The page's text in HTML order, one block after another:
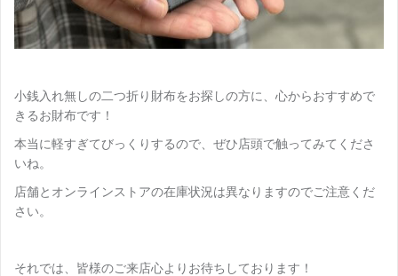
小銭入れ無しの二つ折り財布をお探しの方に、心からおすすめで
きるお財布です！
本当に軽すぎてびっくりするので、ぜひ店頭で触ってみてくださ
いね。
店舗とオンラインストアの在庫状況は異なりますのでご注意くだ
さい。
それでは、皆様のご来店心よりお待ちしております！